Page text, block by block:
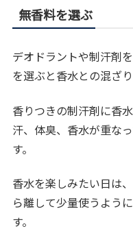
無香料を選ぶ
デオドラントや制汗剤
を選ぶと香水との混ざ
香りつきの制汗剤に香
汗、体臭、香水が重な
す。
香水を楽しみたい日は
ら離して少量使うよう
す。